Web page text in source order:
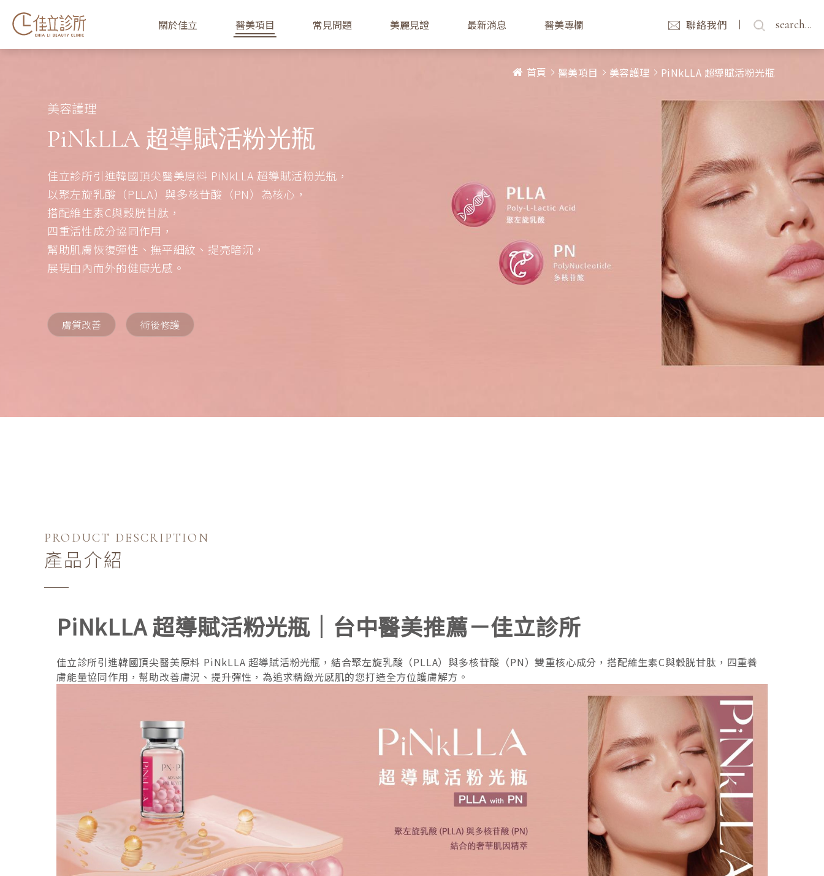
關於佳立 醫美項目 常見問題 美麗見證 最新消息 醫美專欄 聯絡我們 search...
首頁 醫美項目 美容護理 PiNkLLA 超導賦活粉光瓶
美容護理
PiNkLLA 超導賦活粉光瓶
佳立診所引進韓國頂尖醫美原料 PiNkLLA 超導賦活粉光瓶，
以聚左旋乳酸（PLLA）與多核苷酸（PN）為核心，
搭配維生素C與穀胱甘肽，
四重活性成分協同作用，
幫助肌膚恢復彈性、撫平細紋、提亮暗沉，
展現由內而外的健康光感。
膚質改善 術後修護
PRODUCT DESCRIPTION
產品介紹
PiNkLLA 超導賦活粉光瓶｜台中醫美推薦－佳立診所
佳立診所引進韓國頂尖醫美原料 PiNkLLA 超導賦活粉光瓶，結合聚左旋乳酸（PLLA）與多核苷酸（PN）雙重核心成分，搭配維生素C與穀胱甘肽，四重養
膚能量協同作用，幫助改善膚況、提升彈性，為追求精緻光感肌的您打造全方位護膚解方。